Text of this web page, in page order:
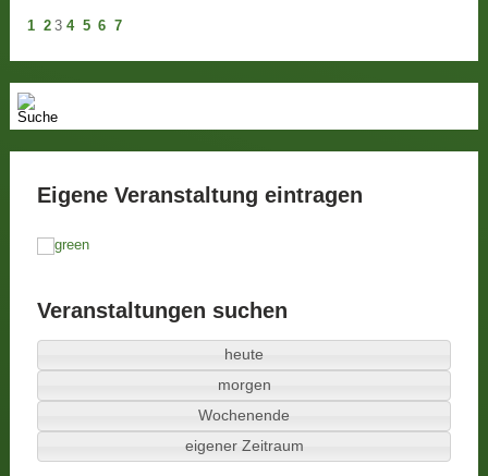
1 2 3 4 5 6 7
Eigene Veranstaltung eintragen
Veranstaltungen suchen
heute
morgen
Wochenende
eigener Zeitraum